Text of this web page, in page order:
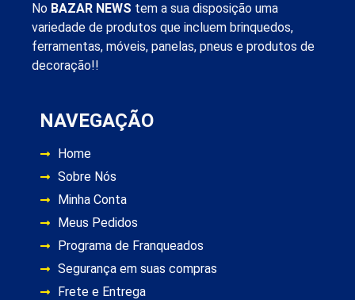
No BAZAR NEWS tem a sua disposição uma
variedade de produtos que incluem brinquedos,
ferramentas, móveis, panelas, pneus e produtos de
decoração!!
NAVEGAÇÃO
Home
Sobre Nós
Minha Conta
Meus Pedidos
Programa de Franqueados
Segurança em suas compras
Frete e Entrega